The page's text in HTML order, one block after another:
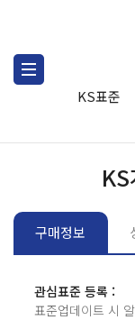
KS표준
구매정보
관심표준 등록 :
표준업데이트 시